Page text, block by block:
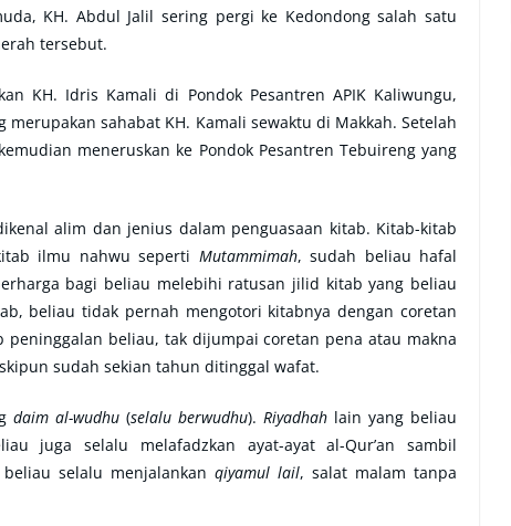
KH. Abdul Jalil sering pergi ke Kedondong salah satu
tersebut.
KH. Idris Kamali di Pondok Pesantren APIK Kaliwungu,
sahabat KH. Kamali sewaktu di Makkah. Setelah
meneruskan ke Pondok Pesantren Tebuireng yang
alim dan jenius dalam penguasaan kitab. Kitab-kitab
ilmu nahwu seperti Mutammimah, sudah beliau hafal
bagi beliau melebihi ratusan jilid kitab yang beliau
beliau tidak pernah mengotori kitabnya dengan coretan
peninggalan beliau, tak dijumpai coretan pena atau makna
sudah sekian tahun ditinggal wafat.
daim al-wudhu (selalu berwudhu). Riyadhah lain yang beliau
juga selalu melafadzkan ayat-ayat al-Qur’an sambil
selalu menjalankan qiyamul lail, salat malam tanpa